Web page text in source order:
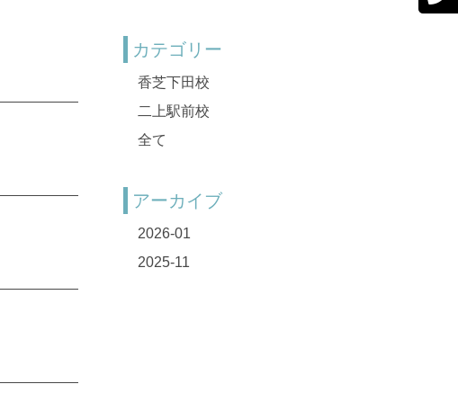
カテゴリー
香芝下田校
二上駅前校
全て
アーカイブ
2026-01
2025-11